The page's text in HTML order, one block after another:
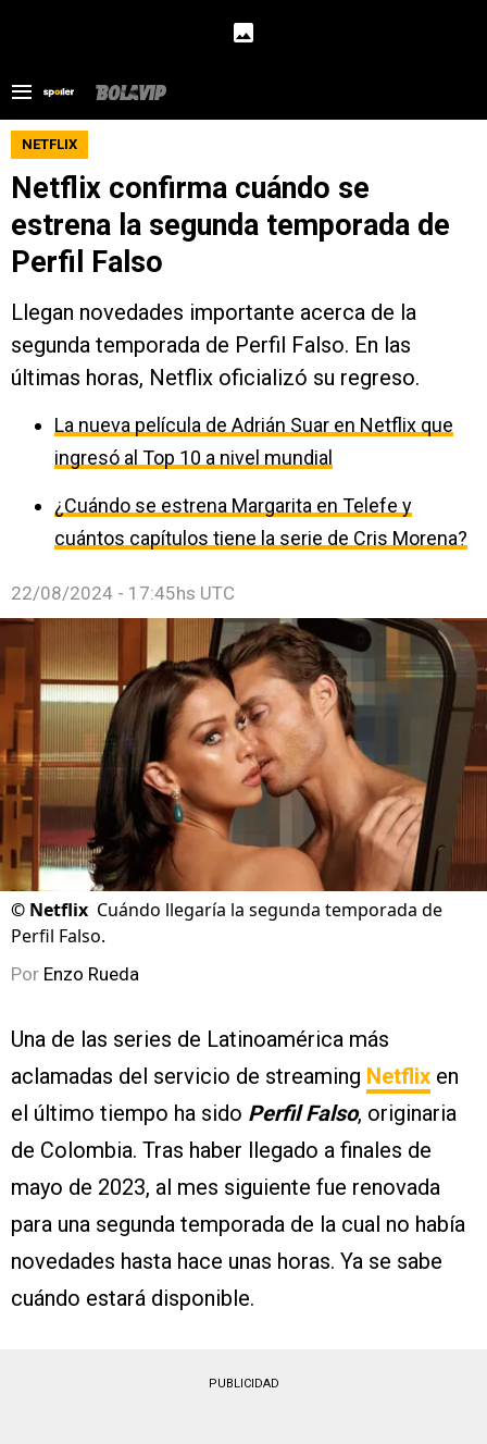
NETFLIX
Netflix confirma cuándo se
estrena la segunda temporada de
Perfil Falso
Llegan novedades importante acerca de la
segunda temporada de Perfil Falso. En las
últimas horas, Netflix oficializó su regreso.
La nueva película de Adrián Suar en Netflix que
ingresó al Top 10 a nivel mundial
¿Cuándo se estrena Margarita en Telefe y
cuántos capítulos tiene la serie de Cris Morena?
22/08/2024 - 17:45hs UTC
© Netflix Cuándo llegaría la segunda temporada de
Perfil Falso.
Por Enzo Rueda
Una de las series de Latinoamérica más
aclamadas del servicio de streaming Netflix en
el último tiempo ha sido Perfil Falso, originaria
de Colombia. Tras haber llegado a finales de
mayo de 2023, al mes siguiente fue renovada
para una segunda temporada de la cual no había
novedades hasta hace unas horas. Ya se sabe
cuándo estará disponible.
PUBLICIDAD